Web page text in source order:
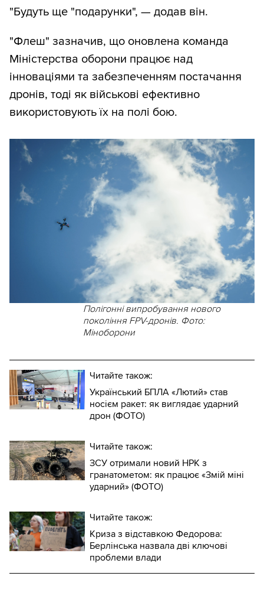
"Будуть ще "подарунки", — додав він.
"Флеш" зазначив, що оновлена команда
Міністерства оборони працює над
інноваціями та забезпеченням постачання
дронів, тоді як військові ефективно
використовують їх на полі бою.
Полігонні випробування нового
покоління FPV-дронів. Фото:
Міноборони
Читайте також:
Український БПЛА «Лютий» став
носієм ракет: як виглядає ударний
дрон (ФОТО)
Читайте також:
ЗСУ отримали новий НРК з
гранатометом: як працює «Змій міні
ударний» (ФОТО)
Читайте також:
Криза з відставкою Федорова:
Берлінська назвала дві ключові
проблеми влади